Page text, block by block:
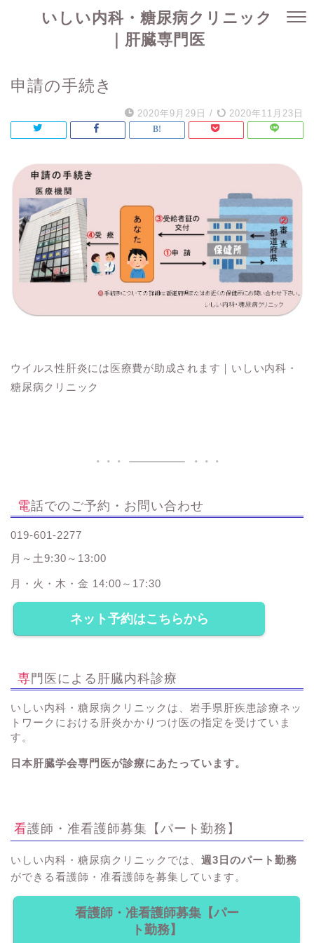
いしい内科・糖尿病クリニック
｜肝臓専門医
申請の手続き
2020年9月29日 / 2020年11月23日
ウイルス性肝炎には医療費が助成されます｜いしい内科・
糖尿病クリニック
電話でのご予約・お問い合わせ
019-601-2277
月～土9:30～13:00
月・火・木・金 14:00～17:30
ネット予約はこちらから
専門医による肝臓内科診療
いしい内科・糖尿病クリニックは、岩手県肝疾患診療ネッ
トワークにおける肝炎かかりつけ医の指定を受けていま
す。
日本肝臓学会専門医が診療にあたっています。
看護師・准看護師募集【パート勤務】
いしい内科・糖尿病クリニックでは、 週3日のパート勤務
ができる看護師・准看護師を募集しています。
看護師・准看護師募集【パー
ト勤務】